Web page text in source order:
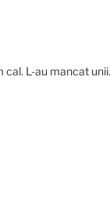
L-au mancat